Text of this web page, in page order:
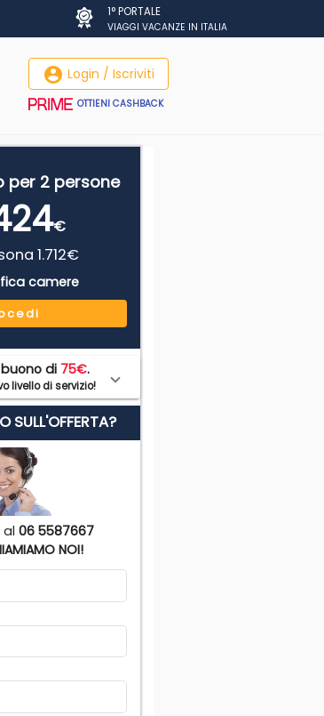
1° PORTALE
VIAGGI VACANZE IN ITALIA
account_circle Login / Iscriviti
OTTIENI CASHBACK
per 2 persone
€
1.712€
camere
di 75€.
livello di servizio!
SULL'OFFERTA?
al06 5587667
NOI!